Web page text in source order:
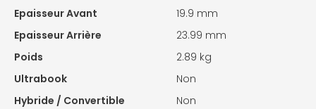
Epaisseur Avant
19.9 mm
Epaisseur Arrière
23.99 mm
Poids
2.89 kg
Ultrabook
Non
Hybride / Convertible
Non